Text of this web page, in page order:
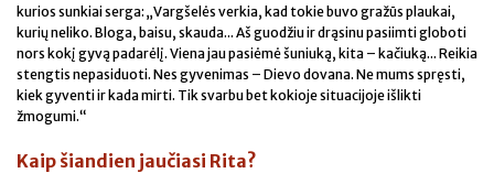
kurios sunkiai serga: „Vargšelės verkia, kad tokie buvo gražūs plaukai,
kurių neliko. Bloga, baisu, skauda... Aš guodžiu ir drąsinu pasiimti globoti
nors kokį gyvą padarėlį. Viena jau pasiėmė šuniuką, kita – kačiuką... Reikia
stengtis nepasiduoti. Nes gyvenimas – Dievo dovana. Ne mums spręsti,
kiek gyventi ir kada mirti. Tik svarbu bet kokioje situacijoje išlikti
žmogumi.“
Kaip šiandien jaučiasi Rita?